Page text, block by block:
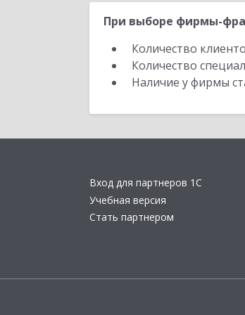
При выборе фирмы-
Количество
Количество
Наличие у фирмы
Вход для партнеров 1С
Учебная версия
Стать партнером